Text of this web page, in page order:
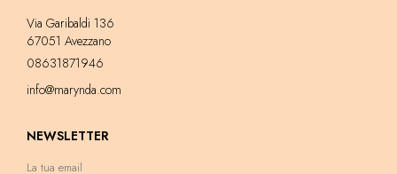
Via Garibaldi 136
67051 Avezzano
08631871946
info@marynda.com
NEWSLETTER